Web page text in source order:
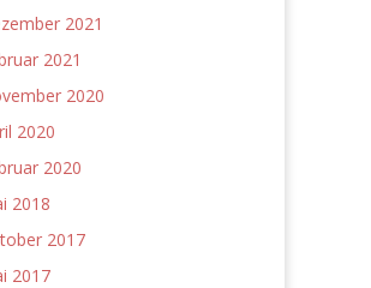
2021
2021
2020
2020
2020
2018
2017
2017